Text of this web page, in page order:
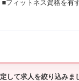
フィットネス資格を有
して求人を絞り込みま